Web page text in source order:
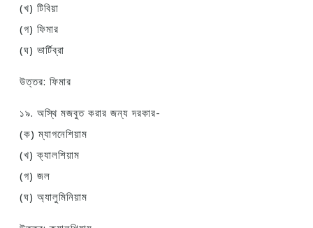
(খ) টিবিয়া
(গ) ফিমার
(ঘ) ভার্টিব্রা
উত্তর: ফিমার
১৯. অস্থি মজবুত করার জন্য দরকার-
(ক) ম্যাগনেশিয়াম
(খ) ক্যালশিয়াম
(গ) জল
(ঘ) অ্যালুমিনিয়াম